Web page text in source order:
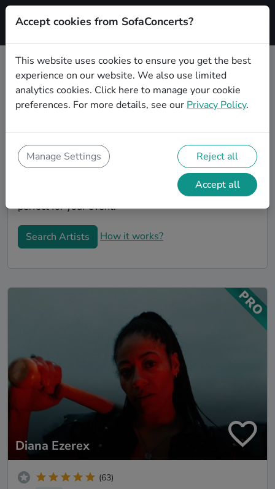
Signup
Book Pop Coverbands in Leipzig
Book a Pop Coverband in Leipzig for your next event!
Leipzig that play a wide range of songs from a list of
genres. Simply send a request to an artist to discuss
your song wishes and set requirements. On the
SofaConcerts platform, you'll find professional,
engaging, unique Coverbands in Leipzig, that will be
perfect for your event.
Search Artists How it works?
Diana Ezerex
(63)
Accept cookies from SofaConcerts?
This website uses cookies to ensure you get the best
experience on our website. We also use limited
analytics cookies. Click here to manage your cookie
preferences. For more details, see our Privacy Policy.
Manage Settings Reject all
Accept all